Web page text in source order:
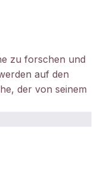
zu forschen und
auf den
der von seinem